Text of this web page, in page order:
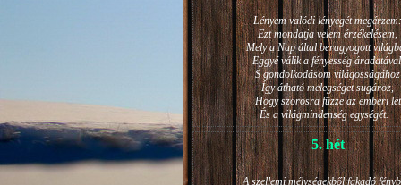
Lényem valódi lényegét megérzem:
Ezt mondatja velem érzékelésem,
Mely a Nap által beragyogott
Eggyé válik a fényesség
S gondolkodásom világosságához
Így átható melegséget sugároz,
Hogy szorosra fűzze az emberi lét
És a világmindenség egységét.
5. hét
A szellemi mélységekből fakadó